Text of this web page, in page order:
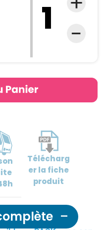
Télécharg
erla fiche
produit